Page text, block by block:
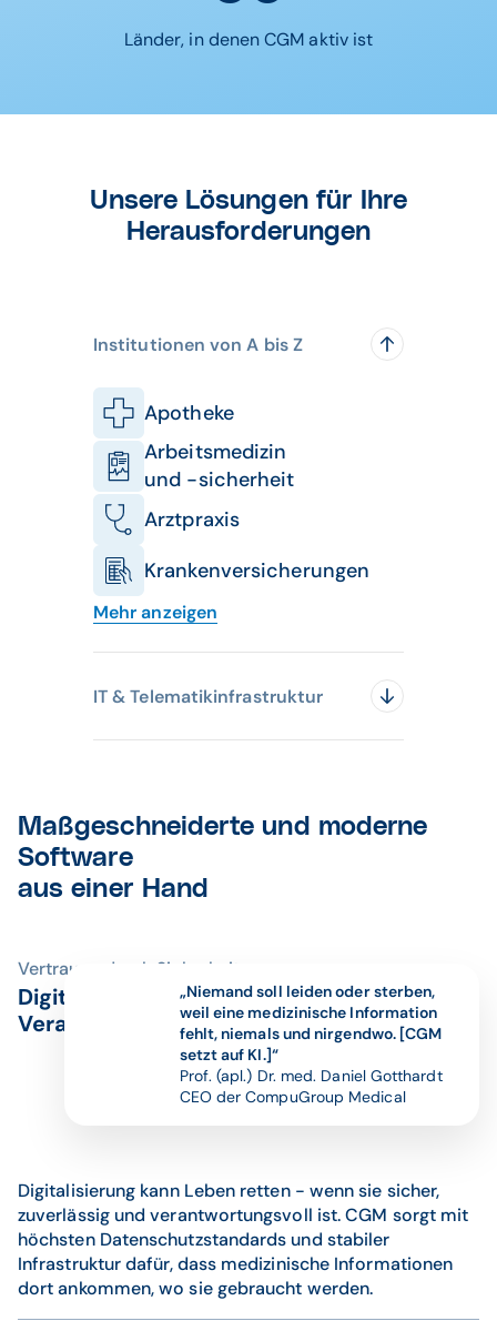
Länder, in denen CGM aktiv ist
Unsere Lösungen für Ihre
Herausforderungen
Institutionen von A bis Z
Apotheke
Arbeitsmedizin
und -sicherheit
Arztpraxis
Krankenversicherungen
Hebammen
Öffentlicher
Gesundheitsdienst
Pflegedienst
Radiologie
Rehaklinik
Rettungsdienst
Zahnarztpraxis
Mehr anzeigen
IT & Telematikinfrastruktur
Telematikinfrastruktur
Maßgeschneiderte und moderne
Software
aus einer Hand
Vertrauen durch Sicherheit
Digitale Gesundheitslösungen mit
Verantwortung
„Niemand soll leiden oder sterben,
weil eine medizinische Information
fehlt, niemals und nirgendwo. [CGM
setzt auf KI.]“
Prof. (apl.) Dr. med. Daniel Gotthardt
CEO der CompuGroup Medical
Digitalisierung kann Leben retten - wenn sie sicher,
zuverlässig und verantwortungsvoll ist. CGM sorgt mit
höchsten Datenschutzstandards und stabiler
Infrastruktur dafür, dass medizinische Informationen
dort ankommen, wo sie gebraucht werden.